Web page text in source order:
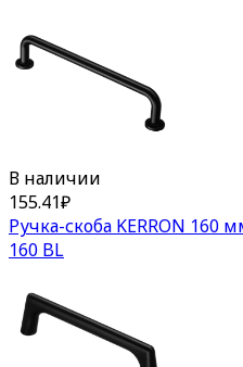
В наличии
155.41₽
Ручка-скоба KERRON
160 BL